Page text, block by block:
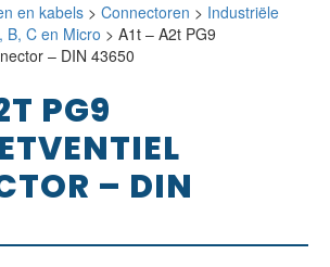
en kabels > Connectoren > Industriële
B, C en Micro > A1t – A2t PG9
– DIN 43650
PG9
– DIN